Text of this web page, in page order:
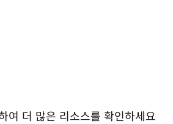
여 더 많은 리소스를 확인하세요